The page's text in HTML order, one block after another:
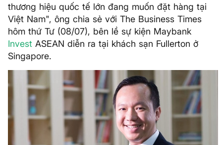
thương hiệu quốc tế lớn đang muốn đặt hàng tại
Việt Nam", ông chia sẻ với The Business Times
hôm thứ Tư (08/07), bên lề sự kiện Maybank
Invest ASEAN diễn ra tại khách sạn Fullerton ở
Singapore.